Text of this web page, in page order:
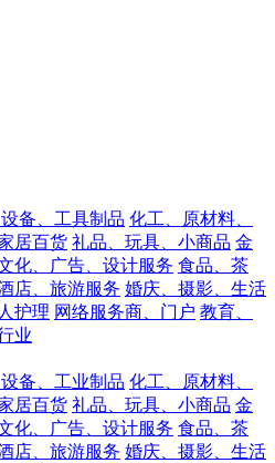
备、工具制品 化工、原材料、
居百货 礼品、玩具、小商品 金
化、广告、设计服务 食品、茶
店、旅游服务 婚庆、摄影、生活
护理 网络服务商、门户 教育、
业
备、工业制品 化工、原材料、
居百货 礼品、玩具、小商品 金
化、广告、设计服务 食品、茶
店、旅游服务 婚庆、摄影、生活